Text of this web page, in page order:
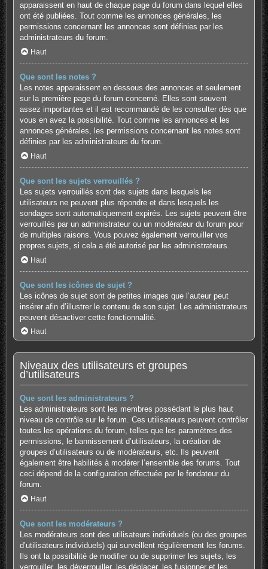
apparaissent en haut de chaque page du forum dans lequel elles
ont été publiées. Tout comme les annonces générales, les
permissions concernant les annonces sont définies par les
administrateurs du forum.
Haut
Que sont les notes ?
Les notes apparaissent en dessous des annonces et seulement
sur la première page du forum concerné. Elles sont souvent
assez importantes et il est recommandé de les consulter dès que
vous en avez la possibilité. Tout comme les annonces et les
annonces générales, les permissions concernant les notes sont
définies par les administrateurs du forum.
Haut
Que sont les sujets verrouillés ?
Les sujets verrouillés sont des sujets dans lesquels les
utilisateurs ne peuvent plus répondre et dans lesquels les
sondages sont automatiquement expirés. Les sujets peuvent être
verrouillés par un administrateur ou un modérateur du forum pour
de multiples raisons. Vous pouvez également verrouiller vos
propres sujets, si cela a été autorisé par les administrateurs.
Haut
Que sont les icônes de sujet ?
Les icônes de sujet sont de petites images que l’auteur peut
insérer afin d’illustrer le contenu de son sujet. Les administrateurs
peuvent désactiver cette fonctionnalité.
Haut
Niveaux des utilisateurs et groupes
d’utilisateurs
Que sont les administrateurs ?
Les administrateurs sont les membres possédant le plus haut
niveau de contrôle sur le forum. Ces utilisateurs peuvent contrôler
toutes les opérations du forum, telles que les paramètres des
permissions, le bannissement d’utilisateurs, la création de
groupes d’utilisateurs ou de modérateurs, etc. Ils peuvent
également être habilités à modérer l’ensemble des forums. Tout
ceci dépend de la configuration effectuée par le fondateur du
forum.
Haut
Que sont les modérateurs ?
Les modérateurs sont des utilisateurs individuels (ou des groupes
d’utilisateurs individuels) qui surveillent régulièrement les forums.
Ils ont la possibilité de modifier ou de supprimer les sujets, les
verrouiller, les déverrouiller, les déplacer, les fusionner et les